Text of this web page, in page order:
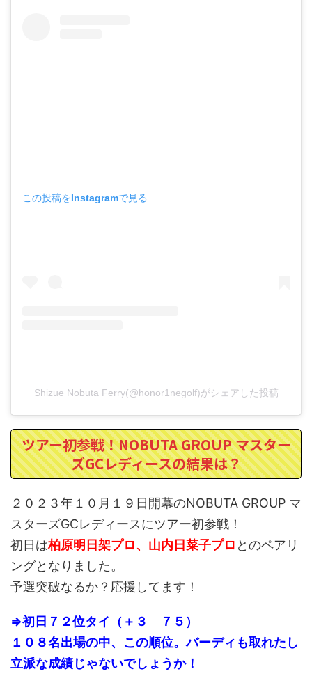
この投稿をInstagramで見る
Shizue Nobuta Ferry(@honor1negolf)がシェアした投稿
ツアー初参戦！NOBUTA GROUP マスター
ズGCレディースの結果は？
２０２３年１０月１９日開幕のNOBUTA GROUP マ
スターズGCレディースにツアー初参戦！
初日は柏原明日架プロ、山内日菜子プロ とのペアリ
ングとなりました。
予選突破なるか？応援してます！
⇒初日７２位タイ（＋３ ７５）
１０８名出場の中、この順位。バーディも取れたし
立派な成績じゃないでしょうか！